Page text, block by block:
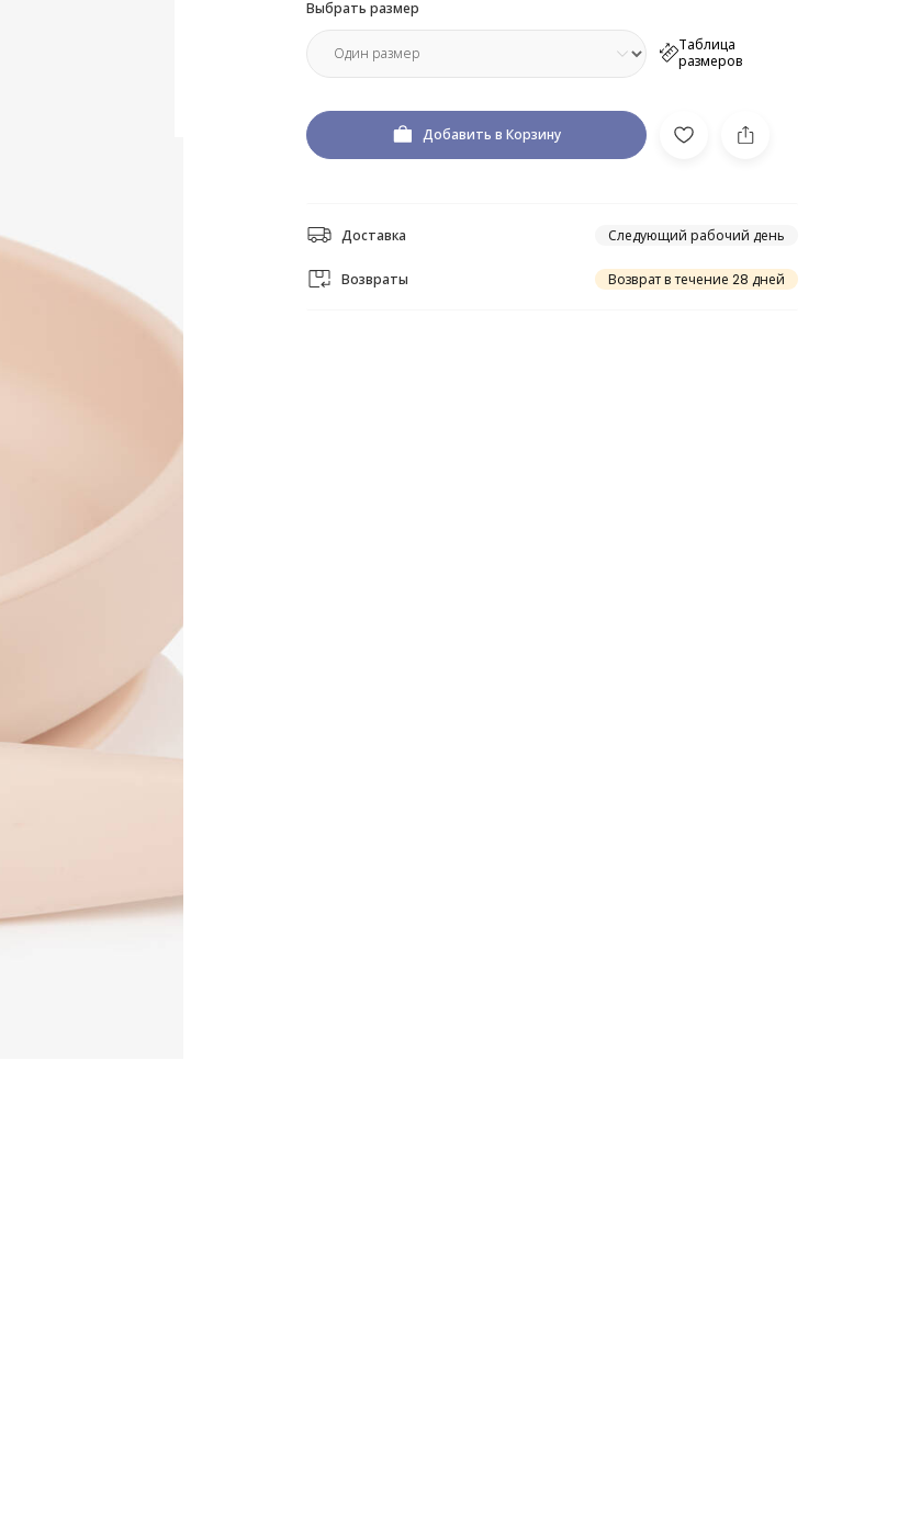
Выбрать размер
Таблица
размеров
Добавить в Корзину
Доставка Следующий рабочий день
Возвраты Возврат в течение 28 дней